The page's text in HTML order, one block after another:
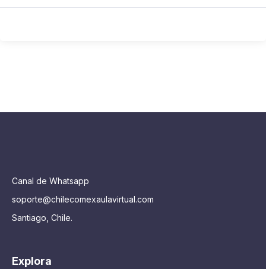
Canal de Whatsapp
soporte@chilecomexaulavirtual.com
Santiago, Chile.
Explora